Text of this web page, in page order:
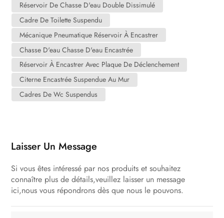
Réservoir De Chasse D'eau Double Dissimulé
Cadre De Toilette Suspendu
Mécanique Pneumatique Réservoir À Encastrer
Chasse D'eau Chasse D'eau Encastrée
Réservoir À Encastrer Avec Plaque De Déclenchement
Citerne Encastrée Suspendue Au Mur
Cadres De Wc Suspendus
Laisser Un Message
Si vous êtes intéressé par nos produits et souhaitez
connaître plus de détails,veuillez laisser un message
ici,nous vous répondrons dès que nous le pouvons.